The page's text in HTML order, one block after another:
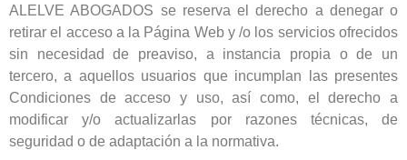
ALELVE ABOGADOS se reserva el derecho a denegar o
retirar el acceso a la Página Web y /o los servicios ofrecidos
sin necesidad de preaviso, a instancia propia o de un
tercero, a aquellos usuarios que incumplan las presentes
Condiciones de acceso y uso, así como, el derecho a
modificar y/o actualizarlas por razones técnicas, de
seguridad o de adaptación a la normativa.